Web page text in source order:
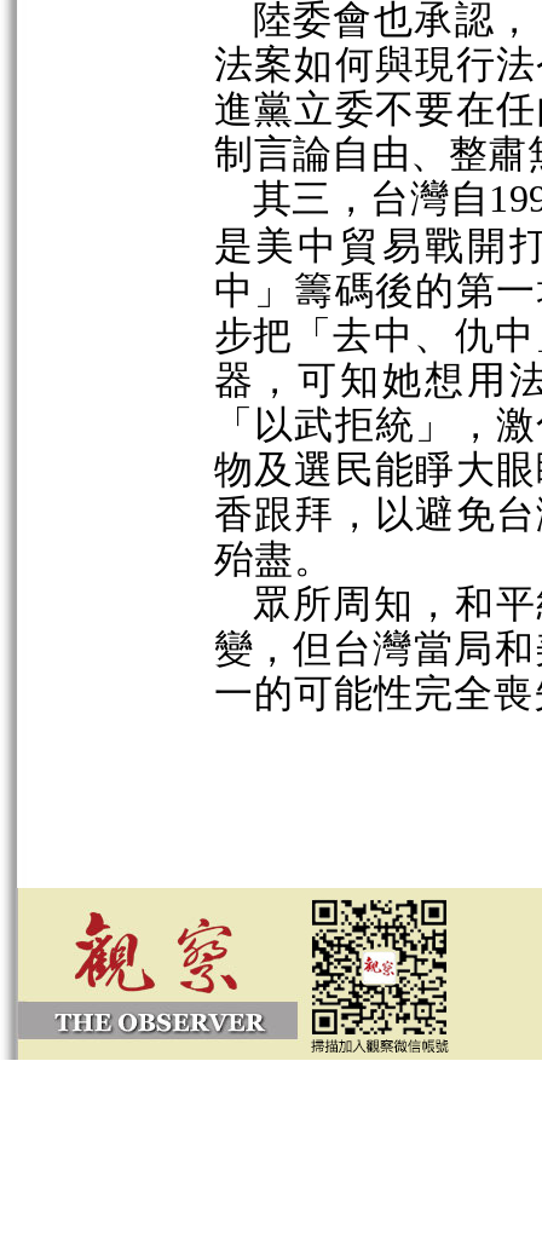
陸委會也承認，
法案如何與現行
進黨立委不要在
制言論自由、整
其三，台灣自
是美中貿易戰開
中」 籌碼後的第
步把 「去中、仇
器，可知她想用
「以武拒統」
，
物及選民能睜大
香跟拜，以避免
殆盡。
眾所周知 ，和
變，但台灣當局
一的可能性完全喪